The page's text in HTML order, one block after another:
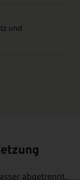
und
abgetrennt,